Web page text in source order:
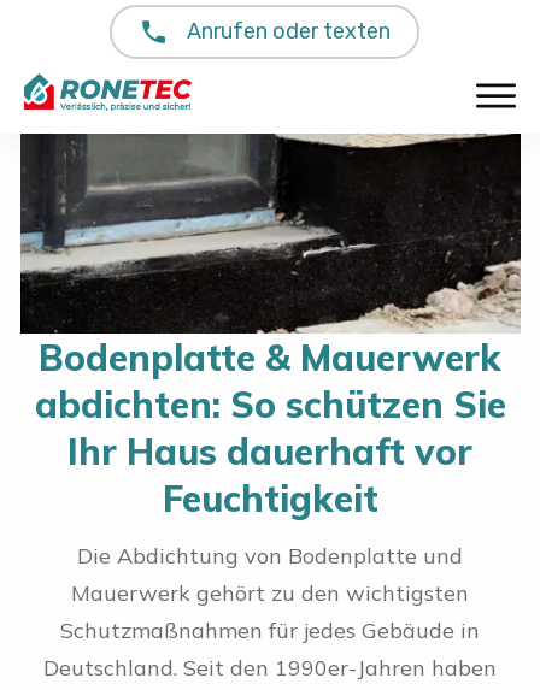
Anrufen oder texten
Bodenplatte & Mauerwerk
abdichten: So schützen Sie
Ihr Haus dauerhaft vor
Feuchtigkeit
Die Abdichtung von Bodenplatte und
Mauerwerk gehört zu den wichtigsten
Schutzmaßnahmen für jedes Gebäude in
Deutschland. Seit den 1990er-Jahren haben